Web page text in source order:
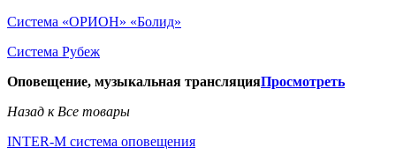
Система «ОРИОН» «Болид»
Система Рубеж
Оповещение, музыкальная трансляцияПросмотреть
Назад к Все товары
INTER-M система оповещения